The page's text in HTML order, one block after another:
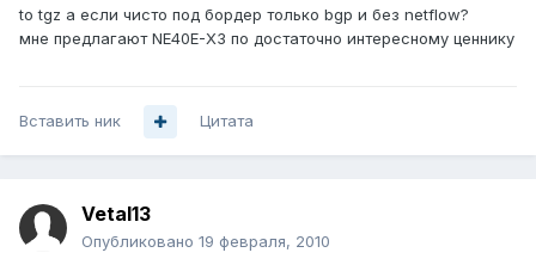
to tgz а если чисто под бордер только bgp и без netflow?
мне предлагают NE40E-X3 по достаточно интересному ценнику
Вставить ник Цитата
Vetal13
Опубликовано 19 февраля, 2010